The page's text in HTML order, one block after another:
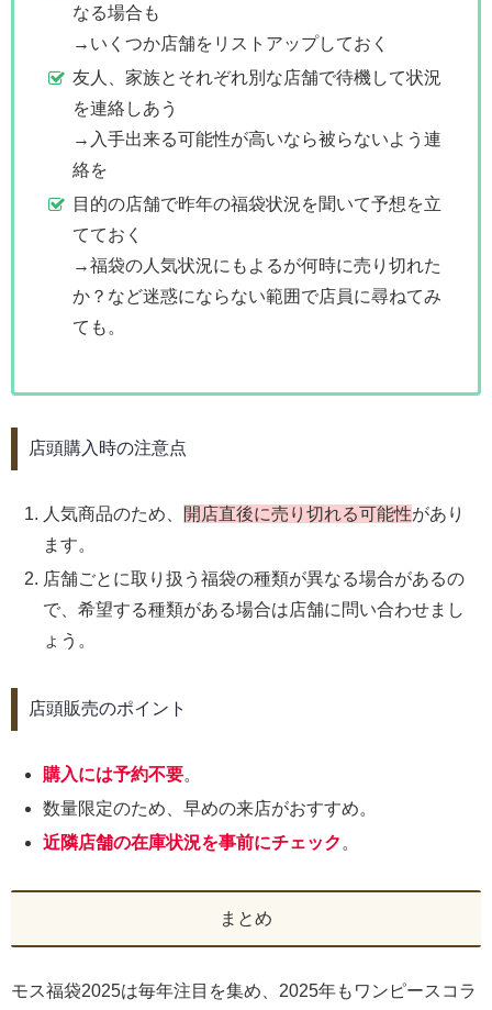
なる場合も
→いくつか店舗をリストアップしておく
友人、家族とそれぞれ別な店舗で待機して状況
を連絡しあう
→入手出来る可能性が高いなら被らないよう連
絡を
目的の店舗で昨年の福袋状況を聞いて予想を立
てておく
→福袋の人気状況にもよるが何時に売り切れた
か？など迷惑にならない範囲で店員に尋ねてみ
ても。
店頭購入時の注意点
人気商品のため、 開店直後に売り切れる可能性があり
ます。
店舗ごとに取り扱う福袋の種類が異なる場合があるの
で、希望する種類がある場合は店舗に問い合わせまし
ょう。
店頭販売のポイント
購入には予約不要。
数量限定のため、早めの来店がおすすめ。
近隣店舗の在庫状況を事前にチェック 。
まとめ
モス福袋2025は毎年注目を集め、2025年もワンピースコラ